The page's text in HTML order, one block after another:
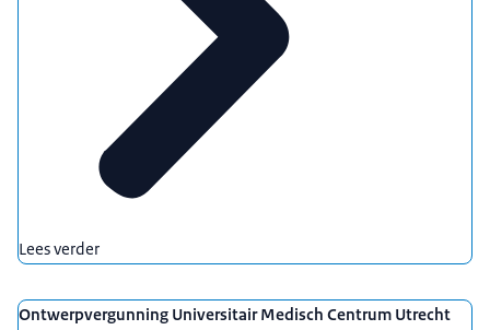
Lees verder
Ontwerpvergunning Universitair Medisch Centrum Utrecht